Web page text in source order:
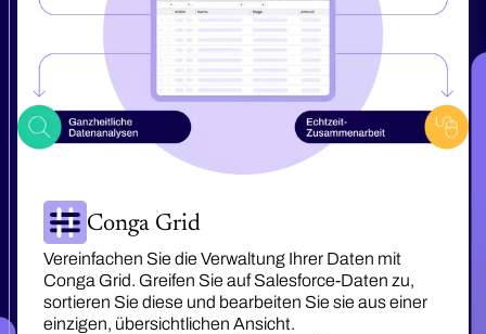
Conga Grid
Vereinfachen Sie die Verwaltung Ihrer Daten mit
Conga Grid. Greifen Sie auf Salesforce-Daten zu,
sortieren Sie diese und bearbeiten Sie sie aus einer
einzigen, übersichtlichen Ansicht.